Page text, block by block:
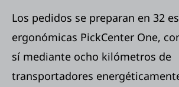
Los pedidos se preparan en 32
ergonómicas PickCenter One,
sí mediante ocho kilómetros de
transportadores